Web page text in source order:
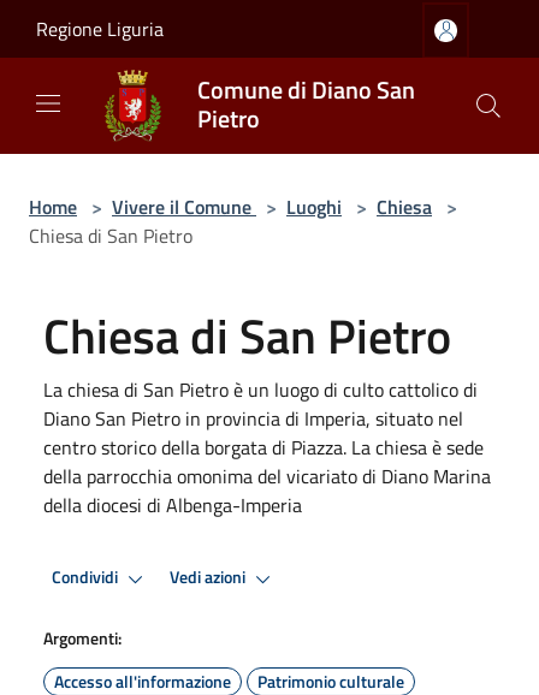
Regione Liguria
Comune di Diano San
Pietro
Home > Vivere il Comune > Luoghi > Chiesa >
Chiesa di San Pietro
Chiesa di San Pietro
La chiesa di San Pietro è un luogo di culto cattolico di
Diano San Pietro in provincia di Imperia, situato nel
centro storico della borgata di Piazza. La chiesa è sede
della parrocchia omonima del vicariato di Diano Marina
della diocesi di Albenga-Imperia
Condividi Vedi azioni
Argomenti:
Accesso all'informazione
Patrimonio culturale